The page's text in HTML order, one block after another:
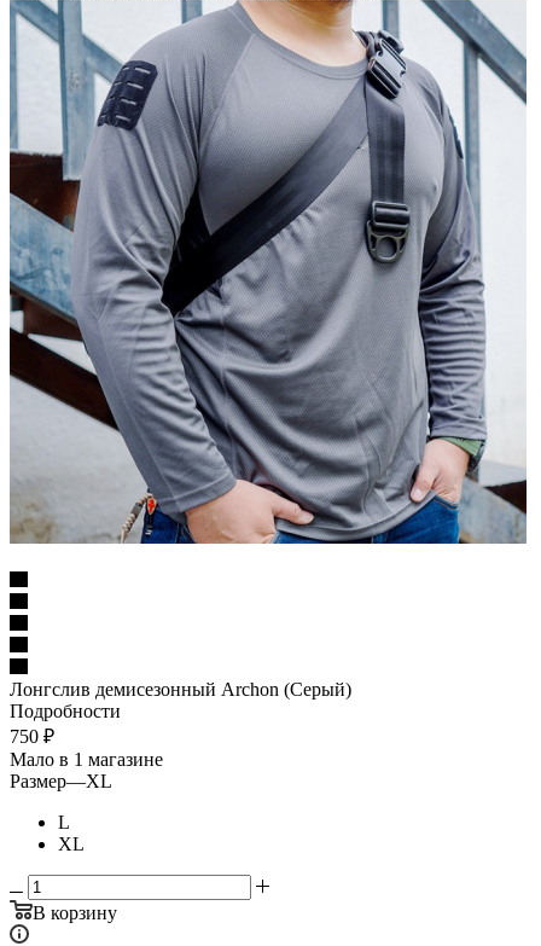
Лонгслив демисезонный Archon (Серый)
Подробности
750 ₽
Мало в 1 магазине
Размер—XL
L
XL
В корзину